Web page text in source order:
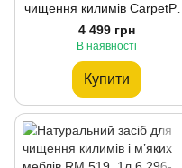
чищення килимів CarpetPro
RM 760, 10кг
4 499 грн
В наявності
Купити